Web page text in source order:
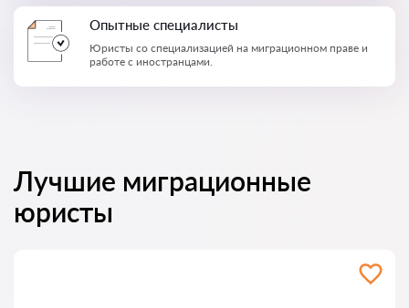
Опытные специалисты
Юристы со специализацией на миграционном праве и
работе с иностранцами.
Лучшие миграционные
юристы